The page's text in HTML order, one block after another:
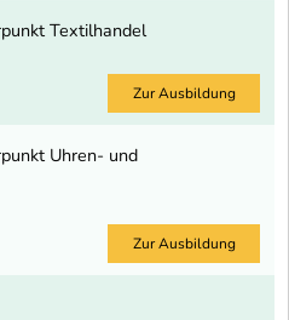
Textilhandel
Zur Ausbildung
Uhren- und
Zur Ausbildung